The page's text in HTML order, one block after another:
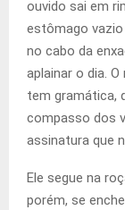
ouvido sai em
estômago vazio
no cabo da
aplainar o dia.
tem gramática,
compasso dos
assinatura que
Ele segue na
porém, se